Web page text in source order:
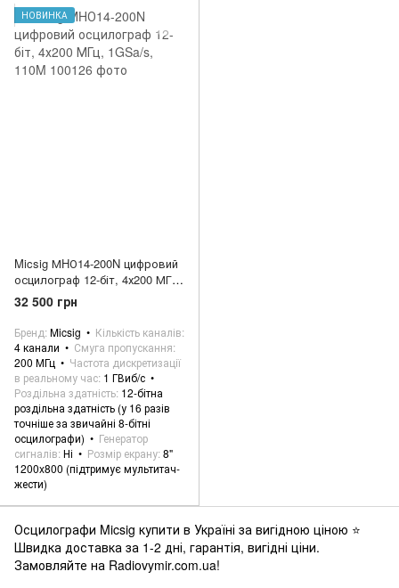
НОВИНКА
Micsig МHО14-200N цифровий
осцилограф 12-біт, 4х200 МГц,
1GSa/s, 110M
32 500 грн
Бренд Micsig
Кількість каналів
4 канали
Смуга пропускання
200 МГц
Частота дискретизації
в реальному час 1 ГВиб/с
Роздільна здатність 12-бітна
роздільна здатність (у 16 разів
точніше за звичайні 8-бітні
осцилографи)
Генератор
сигналів Ні Розмір екрану 8"
1200x800 (підтримує мультитач-
жести)
Осцилографи Micsig купити в Україні за вигідною ціною ⭐
Швидка доставка за 1-2 дні, гарантія, вигідні ціни.
Замовляйте на Radiovymir.com.ua!